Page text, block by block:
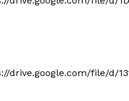
drive.google.com/file/d/